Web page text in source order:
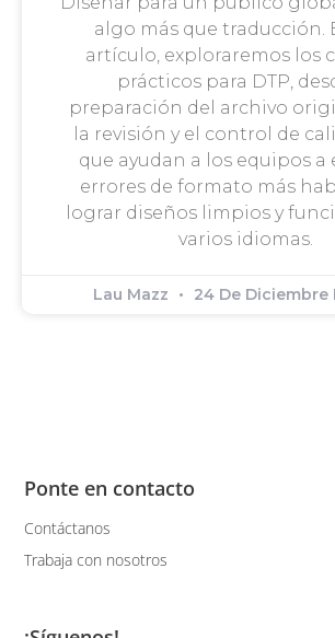
algo más que traducción.
artículo, exploraremos los
prácticos para DTP,
preparación del archivo
la revisión y el control de
que ayudan a los equipos a
errores de formato más
lograr diseños limpios y
varios idiomas.
Lau Mazz 24 De Diciembre
Ponte en contacto
Contáctanos
Trabaja con nosotros